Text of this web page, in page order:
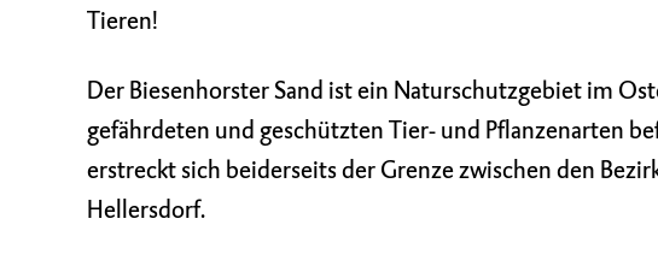
Tieren!
Der Biesenhorster Sand ist ein Naturschutzgebiet im
gefährdeten und geschützten Tier- und Pflanzenarten
erstreckt sich beiderseits der Grenze zwischen den
Hellersdorf.